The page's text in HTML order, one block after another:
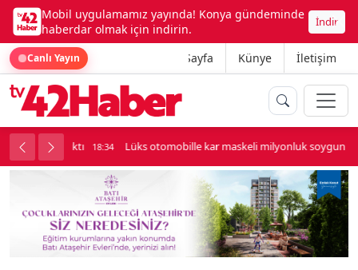
Mobil uygulamamız yayında! Konya gündeminde
haberdar olmak için indirin.
İndir
Canlı Yayın Ana Sayfa Künye İletişim
kavga çıktı 18:34 Lüks otomobille kar maskeli milyonluk soygun